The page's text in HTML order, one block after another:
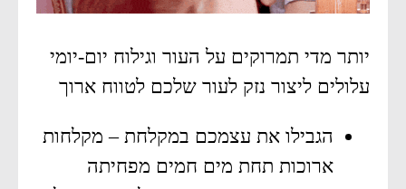
יותר מדי תמרוקים על העור וגילוח יום-יומי
עלולים ליצור נזק לעור שלכם לטווח ארוך
הגבילו את עצמכם במקלחת – מקלחות
ארוכות תחת מים חמים מפחיתה